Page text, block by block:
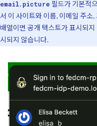
email, picture 필드가 기본적
서 이 사이트와 이름, 이메일 주소
배열이면 공개 텍스트가 표시되
시되지 않습니다.